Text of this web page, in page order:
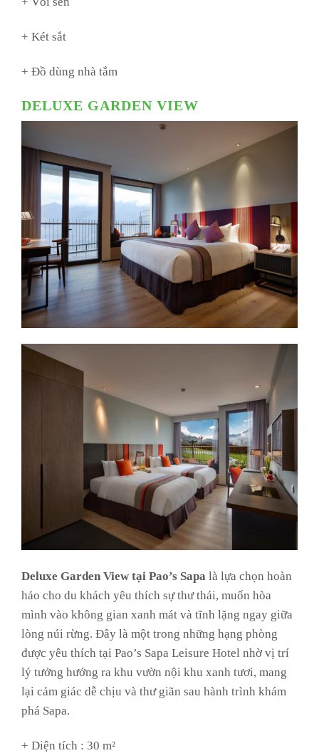
+ Két sắt
+ Đồ dùng nhà tắm
DELUXE GARDEN VIEW
Deluxe Garden View tại Pao’s Sapa là lựa chọn hoàn
hảo cho du khách yêu thích sự thư thái, muốn hòa
mình vào không gian xanh mát và tĩnh lặng ngay giữa
lòng núi rừng. Đây là một trong những hạng phòng
được yêu thích tại Pao’s Sapa Leisure Hotel nhờ vị trí
lý tưởng hướng ra khu vườn nội khu xanh tươi, mang
lại cảm giác dễ chịu và thư giãn sau hành trình khám
phá Sapa.
+ Diện tích : 30 m²